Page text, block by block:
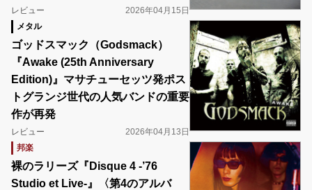
レビュー
2026年04月15日
メタル
ゴッドスマック（Godsmack）
『Awake (25th Anniversary
Edition)』マサチューセッツ発ポス
トグランジ世代の人気バンドの重要
作が再発
レビュー
2026年04月13日
邦楽
裸のラリーズ『Disque 4 -’76
Studio et Live-』〈第4のアルバ